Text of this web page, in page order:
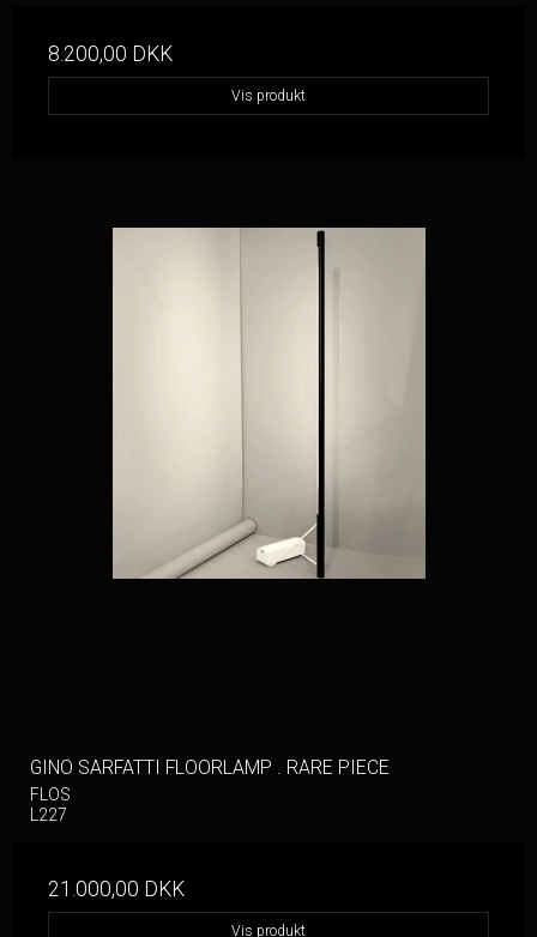
8.200,00 DKK
Vis produkt
GINO SARFATTI FLOORLAMP . RARE PIECE
FLOS
L227
21.000,00 DKK
Vis produkt